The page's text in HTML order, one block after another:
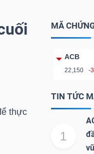
thực
MÃ
ACB
22,150 -
TIN TỨC
1